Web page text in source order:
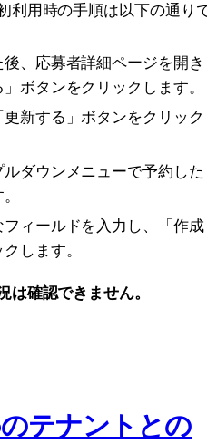
利用時の手順は以下の通り
、応募者詳細ページを開き
ボタンをクリックします。
新する」ボタンをクリック
ダウンメニューで予約した
ィールドを入力し、「作成
します。
は確認できません。
テナントとの